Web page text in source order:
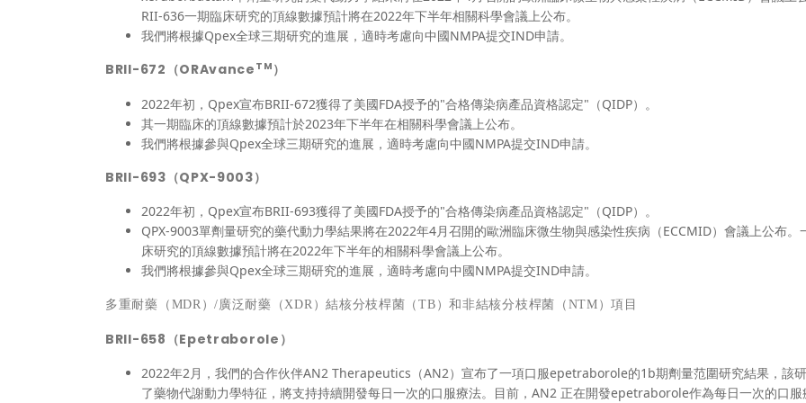
RII-636一期臨床研究的頂線數據預計將在2022年下半年相關科學會議上公布。
我們將根據Qpex全球三期研究的進展，適時考慮向中國NMPA提交IND申請。
BRII-672（ORAvance TM ）
2022年初，Qpex宣布BRII-672獲得了美國FDA授予的"合格傳染病產品資格認定"（QIDP）。
其一期臨床的頂線數據預計於2023年下半年在相關科學會議上公布。
我們將根據參與Qpex全球三期研究的進展，適時考慮向中國NMPA提交IND申請。
BRII-693（QPX-9003）
2022年初，Qpex宣布BRII-693獲得了美國FDA授予的"合格傳染病產品資格認定"（QIDP）。
QPX-9003單劑量研究的藥代動力學結果將在2022年4月召開的歐洲臨床微生物與感染性疾病（ECCMID）會議上公布。
床研究的頂線數據預計將在2022年下半年的相關科學會議上公布。
我們將根據參與Qpex全球三期研究的進展，適時考慮向中國NMPA提交IND申請。
多重耐藥（ MDR）/廣泛耐藥（XDR）結核分枝桿菌（TB）和非結核分枝桿菌（NTM）項目
BRII-658（Epetraborole）
2022年2月，我們的合作伙伴AN2 Therapeutics（AN2）宣布了一項口服epetraborole的1b期劑量范圍研究結果，該
了藥物代謝動力學特征，將支持持續開發每日一次的口服療法。目前，AN2 正在開發epetraborole作為每日一次的口服